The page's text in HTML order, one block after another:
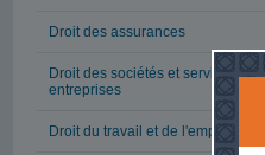
Droit des assurances
Droit des sociétés et services aux
entreprises
Droit du travail et de l'emploi